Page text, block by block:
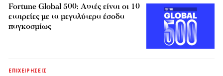
Fortune Global 500: Αυτές είναι οι 10
εταιρείες με τα μεγαλύτερα έσοδα
παγκοσμίως
ΕΠΙΧΕΙΡΗΣΕΙΣ